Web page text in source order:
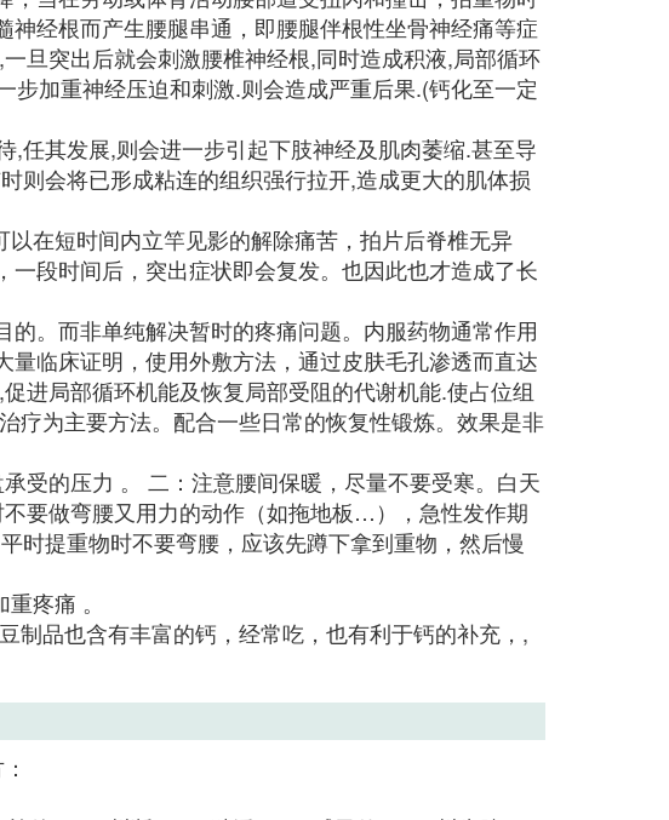
经根而产生腰腿串通，即腰腿伴根性坐骨神经痛等症
旦突出后就会刺激腰椎神经根,同时造成积液,局部循环
加重神经压迫和刺激.则会造成严重后果.(钙化至一定
任其发展,则会进一步引起下肢神经及肌肉萎缩.甚至导
则会将已形成粘连的组织强行拉开,造成更大的肌体损
在短时间内立竿见影的解除痛苦，拍片后脊椎无异
段时间后，突出症状即会复发。也因此也才造成了长
。而非单纯解决暂时的疼痛问题。内服药物通常作用
临床证明，使用外敷方法，通过皮肤毛孔渗透而直达
进局部循环机能及恢复局部受阻的代谢机能.使占位组
疗为主要方法。配合一些日常的恢复性锻炼。效果是非
受的压力 。 二：注意腰间保暖，尽量不要受寒。白天
要做弯腰又用力的动作（如拖地板…），急性发作期
时提重物时不要弯腰，应该先蹲下拿到重物，然后慢
疼痛 。
制品也含有丰富的钙，经常吃，也有利于钙的补充，,